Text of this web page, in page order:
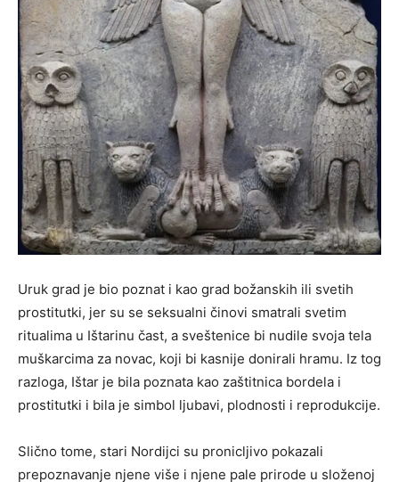
Uruk grad je bio poznat i kao grad božanskih ili svetih
prostitutki, jer su se seksualni činovi smatrali svetim
ritualima u Ištarinu čast, a sveštenice bi nudile svoja tela
muškarcima za novac, koji bi kasnije donirali hramu. Iz tog
razloga, Ištar je bila poznata kao zaštitnica bordela i
prostitutki i bila je simbol ljubavi, plodnosti i reprodukcije.
Slično tome, stari Nordijci su pronicljivo pokazali
prepoznavanje njene više i njene pale prirode u složenoj